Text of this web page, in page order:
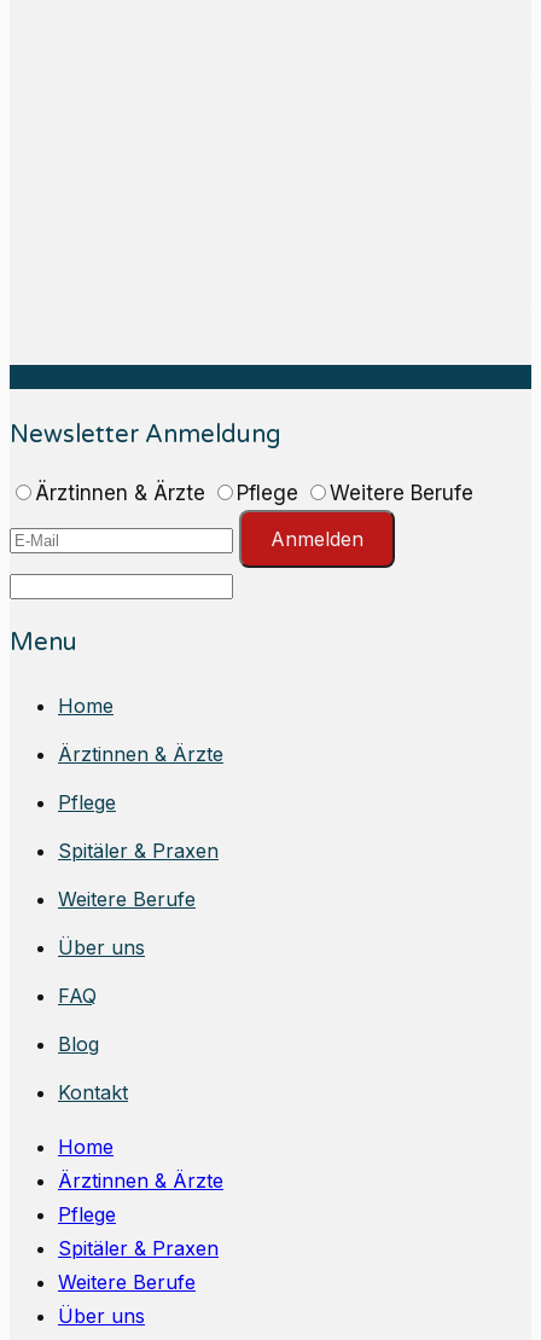
Newsletter Anmeldung
Ärztinnen & Ärzte Pflege
Weitere Berufe
Anmelden
Menu
Home
Ärztinnen & Ärzte
Pflege
Spitäler & Praxen
Weitere Berufe
Über uns
FAQ
Blog
Kontakt
Home
Ärztinnen & Ärzte
Pflege
Spitäler & Praxen
Weitere Berufe
Über uns